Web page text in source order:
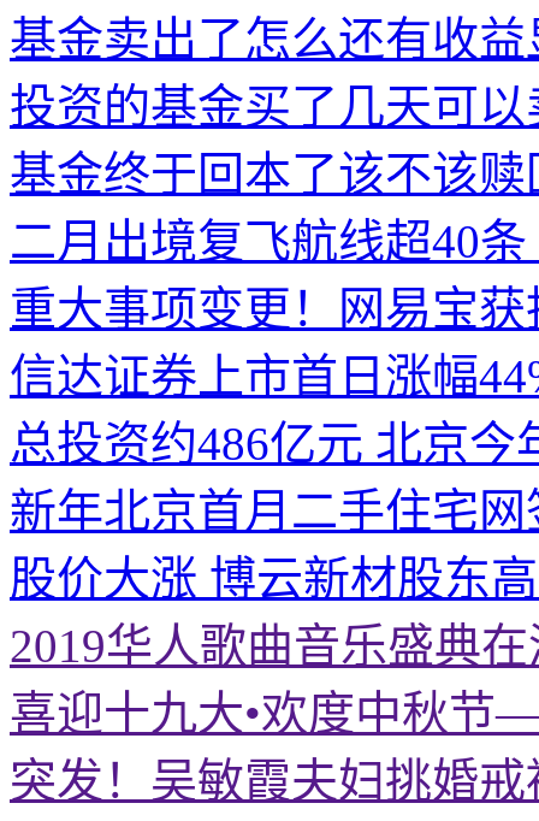
基金卖出了怎么还有收
投资的基金买了几天可
基金终于回本了该不该
二月出境复飞航线超40
重大事项变更！网易宝
信达证券上市首日涨幅
总投资约486亿元 北京今
新年北京首月二手住宅
股价大涨 博云新材股东
2019华人歌曲音乐盛典
喜迎十九大•欢度中秋节
突发！吴敏霞夫妇挑婚